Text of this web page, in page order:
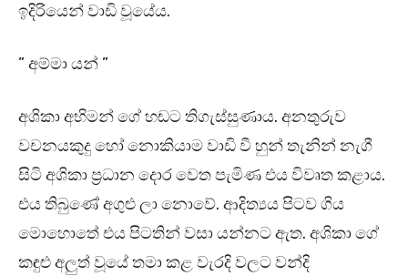
ඉදිරියෙන් වාඩි වූයේය.
” අම්මා යන් ”
අශිකා අභිමන් ගේ හඬට තිගැස්සුණාය. අනතුරුව
වචනයකුදු හෝ නොකියාම වාඩි වී හුන් තැනින් නැගී
සිටි අශිකා ප්‍රධාන දොර වෙත පැමිණ එය විවෘත කළාය.
එය තිබුණේ අගුළු ලා නොවේ. ආදිත්‍යය පිටව ගිය
මොහොතේ එය පිටතින් වසා යන්නට ඇත. අශිකා ගේ
කඳුළු අලුත් වූයේ තමා කළ වැරදි වලට වන්දි